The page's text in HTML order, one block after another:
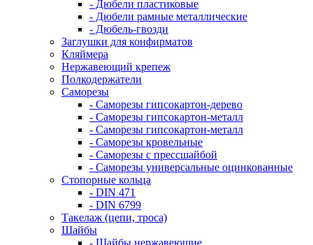
- Дюбели пластиковые
- Дюбели рамные металлические
- Дюбель-гвозди
Заглушки для конфирматов
Кляймера
Нержавеющий крепеж
Полкодержатели
Саморезы
- Саморезы гипсокартон-дерево
- Саморезы гипсокартон-металл
- Саморезы гипсокартон-металл
- Саморезы кровельные
- Саморезы с прессшайбой
- Саморезы универсальные оцинкованные
Стопорные кольца
- DIN 471
- DIN 6799
Такелаж (цепи, троса)
Шайбы
- Шайбы нержавеющие